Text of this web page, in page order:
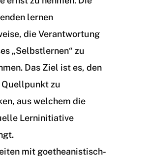
lernen
die Verantwortung
„Selbstlernen“ zu
Das Ziel ist es, den
Quellpunkt zu
aus welchem die
Lerninitiative
mit goetheanistisch-